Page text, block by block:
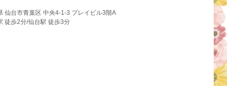
仙台市青葉区 中央4-1-3 プレイビル3階A
徒歩2分/仙台駅 徒歩3分